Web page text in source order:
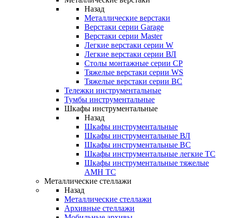
Назад
Металлические верстаки
Верстаки серии Garage
Верстаки серии Master
Легкие верстаки серии W
Легкие верстаки серии ВЛ
Столы монтажные серии СР
Тяжелые верстаки серии WS
Тяжелые верстаки серии ВС
Тележки инструментальные
Тумбы инструментальные
Шкафы инструментальные
Назад
Шкафы инструментальные
Шкафы инструментальные ВЛ
Шкафы инструментальные ВС
Шкафы инструментальные легкие ТС
Шкафы инструментальные тяжелые
AMH TC
Металлические стеллажи
Назад
Металлические стеллажи
Архивные стеллажи